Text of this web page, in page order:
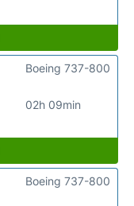
02h 09min
Boeing 737-800
Boeing 737-800